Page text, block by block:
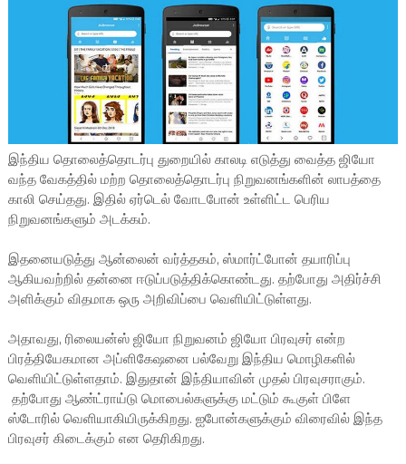
இந்திய தொலைத்தொடர்பு துறையில் காலடி எடுத்து வைத்த ஜியோ
வந்த வேகத்தில் மற்ற தொலைத்தொடர்பு நிறுவனங்களின் லாபத்தை
காலி செய்தது. இதில் ஏர்டெல் வோடபோன் உள்ளிட்ட பெரிய
நிறுவனங்களும் அடக்கம்.
இதனையடுத்து ஆன்லைன் வர்த்தகம், ஸ்மார்ட்போன் தயாரிப்பு
ஆகியவற்றில் தன்னை ஈடுப்படுத்திக்கொண்டது. தற்போது அதிர்ச்சி
அளிக்கும் விதமாக ஒரு அறிவிப்பை வெளியிட்டுள்ளது.
அதாவது, ரிலையன்ஸ் ஜியோ நிறுவனம் ஜியோ பிரவுசர் என்ற
பிரத்தியேகமான அப்ளிகேஷனை பல்வேறு இந்திய மொழிகளில்
வெளியிட்டுள்ளதாம். இதுதான் இந்தியாவின் முதல் பிரவுசராகும்.
தற்போது ஆண்ட்ராய்டு மொபைல்களுக்கு மட்டும் கூகுள் பிளே
ஸ்டோரில் வெளியாகியிருக்கிறது. ஐபோன்களுக்கும் விரைவில் இந்த
பிரவுசர் கிடைக்கும் என தெரிகிறது.